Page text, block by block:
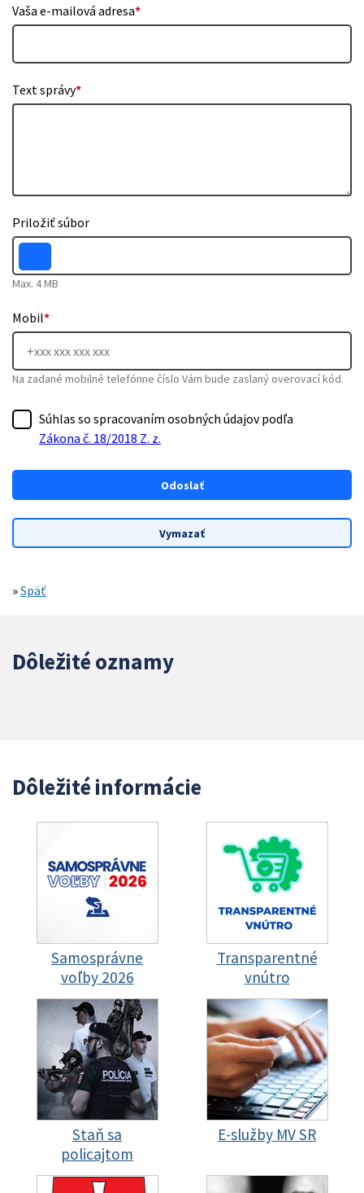
Vaša e-mailová adresa*
Text správy*
Priložiť súbor
Max. 4 MB
Mobil*
Na zadané mobilné telefónne číslo Vám bude zaslaný overovací kód.
Súhlas so spracovaním osobných údajov podľa
Zákona č. 18/2018 Z. z.
»Späť
Dôležité oznamy
Dôležité informácie
Samosprávne
voľby 2026
Transparentné
vnútro
Staň sa
policajtom
E-služby MV SR